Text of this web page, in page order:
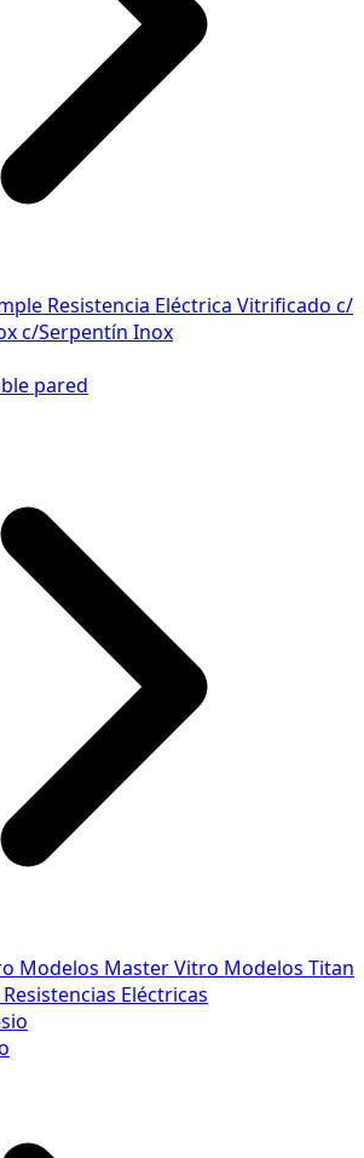
Resistencia Eléctrica Vitrificado c/
c/Serpentín Inox
pared
Modelos Master Vitro Modelos Titan
Resistencias Eléctricas